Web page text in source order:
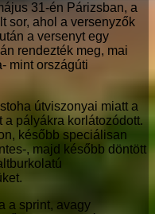
31-én Párizsban, a
sor, ahol a versenyzők
a versenyt egy
rendezték meg, mai
mint országúti
útviszonyai miatt a
a pályákra korlátozódott.
később speciálisan
, majd később döntött
a sprint, avagy